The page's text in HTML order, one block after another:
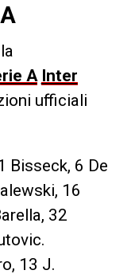
A Inter
ufficiali
Bisseck, 6 De
16
32
13 J.